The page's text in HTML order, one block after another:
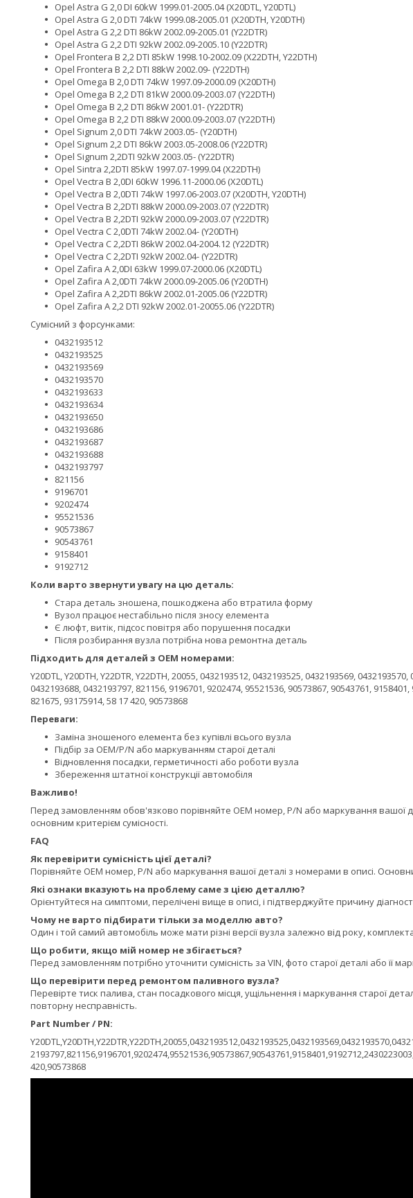
Opel Astra G 2,0 DI 60kW 1999.01-2005.04 (X20DTL, Y20DTL)
Opel Astra G 2,0 DTI 74kW 1999.08-2005.01 (X20DTH, Y20DTH)
Opel Astra G 2,2 DTI 86kW 2002.09-2005.01 (Y22DTR)
Opel Astra G 2,2 DTI 92kW 2002.09-2005.10 (Y22DTR)
Opel Frontera B 2,2 DTI 85kW 1998.10-2002.09 (X22DTH, Y22DTH)
Opel Frontera B 2,2 DTI 88kW 2002.09- (Y22DTH)
Opel Omega B 2,0 DTI 74kW 1997.09-2000.09 (X20DTH)
Opel Omega B 2,2 DTI 81kW 2000.09-2003.07 (Y22DTH)
Opel Omega B 2,2 DTI 86kW 2001.01- (Y22DTR)
Opel Omega B 2,2 DTI 88kW 2000.09-2003.07 (Y22DTH)
Opel Signum 2,0 DTI 74kW 2003.05- (Y20DTH)
Opel Signum 2,2 DTI 86kW 2003.05-2008.06 (Y22DTR)
Opel Signum 2,2DTI 92kW 2003.05- (Y22DTR)
Opel Sintra 2,2DTI 85kW 1997.07-1999.04 (X22DTH)
Opel Vectra B 2,0DI 60kW 1996.11-2000.06 (X20DTL)
Opel Vectra B 2,0DTI 74kW 1997.06-2003.07 (X20DTH, Y20DTH)
Opel Vectra B 2,2DTI 88kW 2000.09-2003.07 (Y22DTR)
Opel Vectra B 2,2DTI 92kW 2000.09-2003.07 (Y22DTR)
Opel Vectra C 2,0DTI 74kW 2002.04- (Y20DTH)
Opel Vectra C 2,2DTI 86kW 2002.04-2004.12 (Y22DTR)
Opel Vectra C 2,2DTI 92kW 2002.04- (Y22DTR)
Opel Zafira A 2,0DI 63kW 1999.07-2000.06 (X20DTL)
Opel Zafira A 2,0DTI 74kW 2000.09-2005.06 (Y20DTH)
Opel Zafira A 2,2DTI 86kW 2002.01-2005.06 (Y22DTR)
Opel Zafira A 2,2 DTI 92kW 2002.01-20055.06 (Y22DTR)
Сумісний з форсунками:
0432193512
0432193525
0432193569
0432193570
0432193633
0432193634
0432193650
0432193686
0432193687
0432193688
0432193797
821156
9196701
9202474
95521536
90573867
90543761
9158401
9192712
Коли варто звернути увагу на цю деталь:
Стара деталь зношена, пошкоджена або втратила форму
Вузол працює нестабільно після зносу елемента
Є люфт, витік, підсос повітря або порушення посадки
Після розбирання вузла потрібна нова ремонтна деталь
Підходить для деталей з OEM номерами:
Y20DTL, Y20DTH, Y22DTR, Y22DTH, 20055, 0432193512, 0432193525, 0432193569,
0432193688, 0432193797, 821156, 9196701, 9202474, 95521536, 90573867, 90543761,
821675, 93175914, 58 17 420, 90573868
Переваги:
Заміна зношеного елемента без купівлі всього вузла
Підбір за OEM/P/N або маркуванням старої деталі
Відновлення посадки, герметичності або роботи вузла
Збереження штатної конструкції автомобіля
Важливо!
Перед замовленням обов'язково порівняйте OEM номер, P/N або маркування вашої
основним критерієм сумісності.
FAQ
Як перевірити сумісність цієї деталі?
Порівняйте OEM номер, P/N або маркування вашої деталі з номерами в описі.
Які ознаки вказують на проблему саме з цією деталлю?
Орієнтуйтеся на симптоми, перелічені вище в описі, і підтверджуйте причину
Чому не варто підбирати тільки за моделлю авто?
Один і той самий автомобіль може мати різні версії вузла залежно від року,
Що робити, якщо мій номер не збігається?
Перед замовленням потрібно уточнити сумісність за VIN, фото старої деталі або її
Що перевірити перед ремонтом паливного вузла?
Перевірте тиск палива, стан посадкового місця, ущільнення і маркування старої
повторну несправність.
Part Number / PN:
420,90573868